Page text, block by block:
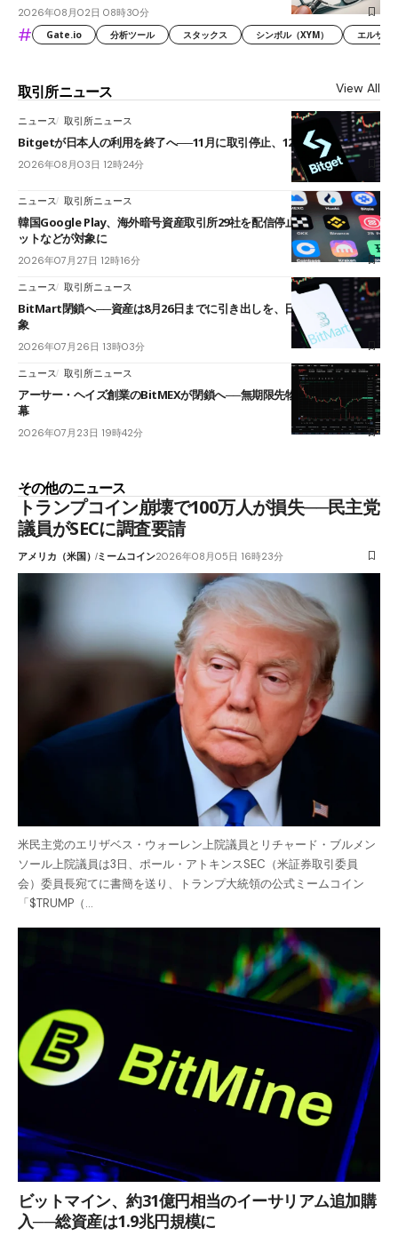
2026年08月02日 08時30分
# Gate.io 分析ツール スタックス シンボル（XYM） エルサル
取引所ニュース View All
ニュース 取引所ニュース
Bitgetが日本人の利用を終了へ──11月に取引停止、12月末に強制決済
2026年08月03日 12時24分
ニュース 取引所ニュース
韓国Google Play、海外暗号資産取引所29社を配信停止──OKXやバイビ
ットなどが対象に
2026年07月27日 12時16分
ニュース 取引所ニュース
BitMart閉鎖へ──資産は8月26日までに引き出しを、日本人利用者も対
象
2026年07月26日 13時03分
ニュース 取引所ニュース
アーサー・ヘイズ創業のBitMEXが閉鎖へ──無期限先物を生んだ11年に
幕
2026年07月23日 19時42分
その他のニュース
トランプコイン崩壊で100万人が損失──民主党
議員がSECに調査要請
アメリカ（米国）ミームコイン2026年08月05日 16時23分
米民主党のエリザベス・ウォーレン上院議員とリチャード・ブルメン
ソール上院議員は3日、ポール・アトキンスSEC（米証券取引委員
会）委員長宛てに書簡を送り、トランプ大統領の公式ミームコイン
「$TRUMP（…
ビットマイン、約31億円相当のイーサリアム追加購
入──総資産は1.9兆円規模に